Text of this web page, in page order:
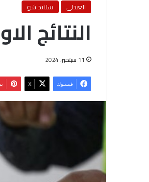
العبدلي
سلايد شو
النتائج
11 سبتمبر، 2024
فيسبوك ‫X